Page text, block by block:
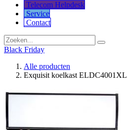
Telecom Helpdesk
Service
Co​​​​​​ntact
Black Friday
Alle producten
Exquisit koelkast ELDC4001XL